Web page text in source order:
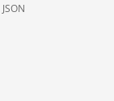
JSON